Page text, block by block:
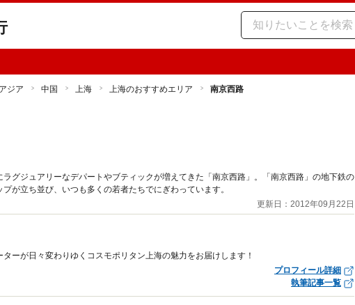
アジア 中国 上海 上海のおすすめエリア 南京西路
グジュアリーなデパートやブティックが増えてきた「南京西路」。「南京西路」の地下鉄の
が立ち並び、いつも多くの若者たちでにぎわっています。
更新日：2012年09月22日
ーが日々変わりゆくコスモポリタン上海の魅力をお届けします！
プロフィール詳細
執筆記事一覧